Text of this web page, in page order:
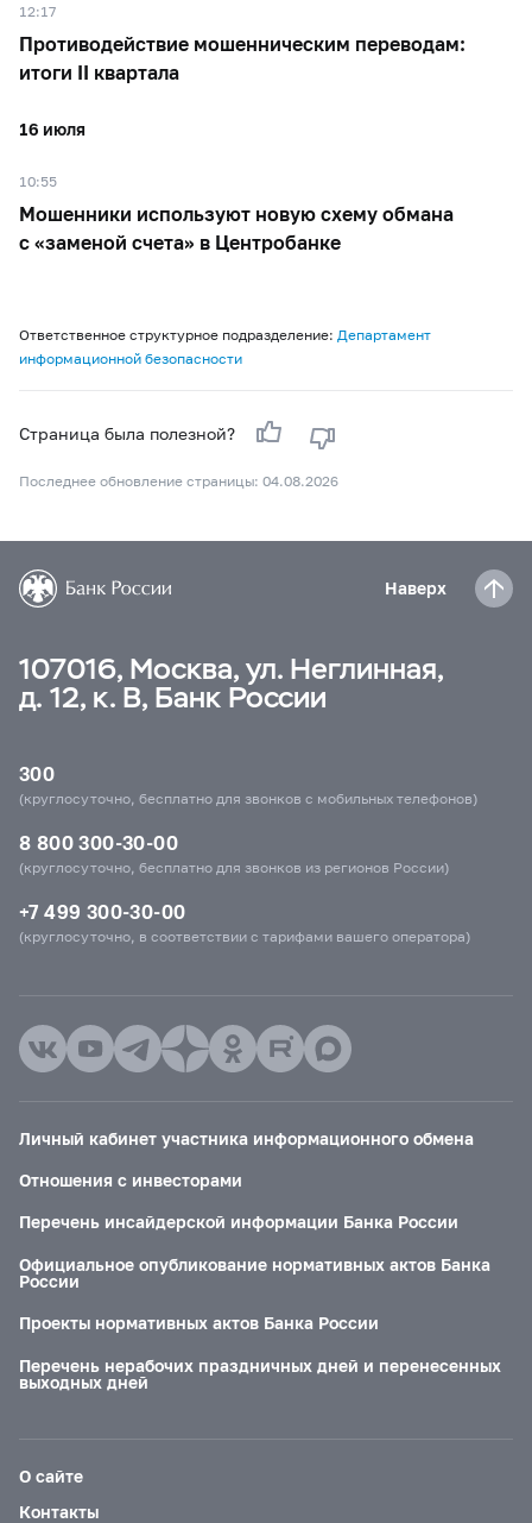
12:17
Противодействие мошенническим переводам:
итоги II квартала
16 июля
10:55
Мошенники используют новую схему обмана
с «заменой счета» в Центробанке
Ответственное структурное подразделение: Департамент
информационной безопасности
Страница была полезной?
Последнее обновление страницы: 04.08.2026
Наверх
107016, Москва, ул. Неглинная,
д. 12, к. В, Банк России
300
(круглосуточно, бесплатно для звонков с мобильных телефонов)
8 800 300-30-00
(круглосуточно, бесплатно для звонков из регионов России)
+7 499 300-30-00
(круглосуточно, в соответствии с тарифами вашего оператора)
Личный кабинет участника информационного обмена
Отношения с инвесторами
Перечень инсайдерской информации Банка России
Официальное опубликование нормативных актов Банка
России
Проекты нормативных актов Банка России
Перечень нерабочих праздничных дней и перенесенных
выходных дней
О сайте
Контакты